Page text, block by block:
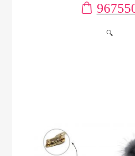
🔍